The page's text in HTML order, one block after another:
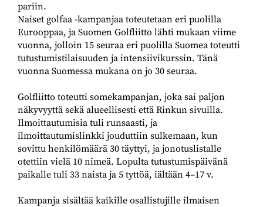
pariin.
Naiset golfaa -kampanjaa toteutetaan eri puolilla
Eurooppaa, ja Suomen Golfliitto lähti mukaan viime
vuonna, jolloin 15 seuraa eri puolilla Suomea toteutti
tutustumistilaisuuden ja intensiivikurssin. Tänä
vuonna Suomessa mukana on jo 30 seuraa.
Golfliitto toteutti somekampanjan, joka sai paljon
näkyvyyttä sekä alueellisesti että Rinkun sivuilla.
Ilmoittautumisia tuli runsaasti, ja
ilmoittautumislinkki jouduttiin sulkemaan, kun
sovittu henkilömäärä 30 täyttyi, ja jonotuslistalle
otettiin vielä 10 nimeä. Lopulta tutustumispäivänä
paikalle tuli 33 naista ja 5 tyttöä, iältään 4–17 v.
Kampanja sisältää kaikille osallistujille ilmaisen